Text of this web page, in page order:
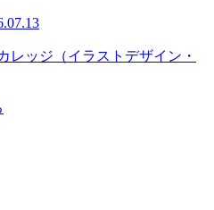
レッジ（イラストデザイン・